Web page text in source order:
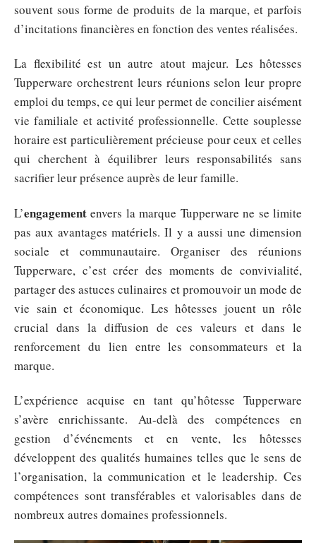
souvent sous forme de produits de la marque, et parfois
d’incitations financières en fonction des ventes réalisées.
La flexibilité est un autre atout majeur. Les hôtesses
Tupperware orchestrent leurs réunions selon leur propre
emploi du temps, ce qui leur permet de concilier aisément
vie familiale et activité professionnelle. Cette souplesse
horaire est particulièrement précieuse pour ceux et celles
qui cherchent à équilibrer leurs responsabilités sans
sacrifier leur présence auprès de leur famille.
L’engagement envers la marque Tupperware ne se limite
pas aux avantages matériels. Il y a aussi une dimension
sociale et communautaire. Organiser des réunions
Tupperware, c’est créer des moments de convivialité,
partager des astuces culinaires et promouvoir un mode de
vie sain et économique. Les hôtesses jouent un rôle
crucial dans la diffusion de ces valeurs et dans le
renforcement du lien entre les consommateurs et la
marque.
L’expérience acquise en tant qu’hôtesse Tupperware
s’avère enrichissante. Au-delà des compétences en
gestion d’événements et en vente, les hôtesses
développent des qualités humaines telles que le sens de
l’organisation, la communication et le leadership. Ces
compétences sont transférables et valorisables dans de
nombreux autres domaines professionnels.